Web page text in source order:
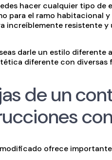
hacer cualquier tipo
para el ramo habitacional
increíblemente resistente
darle un estilo
diferente con diversas
de un
ofrece